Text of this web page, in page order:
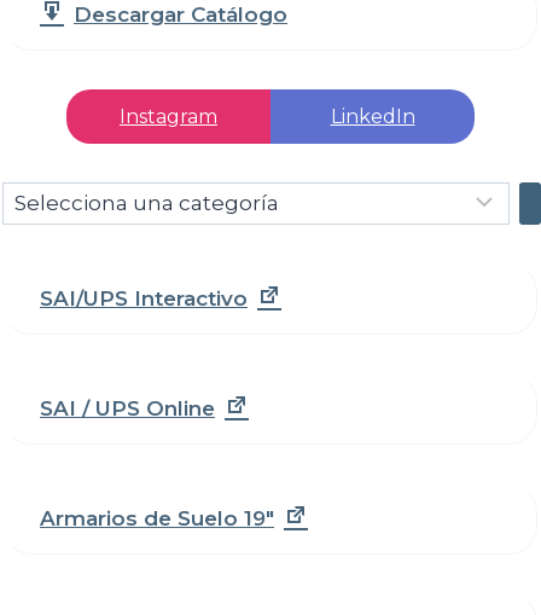
Descargar Catálogo
Instagram LinkedIn
Selecciona
una
SAI/UPS Interactivo
SAI / UPS Online
Armarios de Suelo 19"